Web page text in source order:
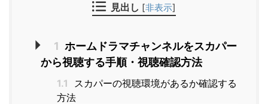
見出し [非表示]
1 ホームドラマチャンネルをスカパー
から視聴する手順・視聴確認方法
1.1
スカパーの視聴環境があるか確認する
方法